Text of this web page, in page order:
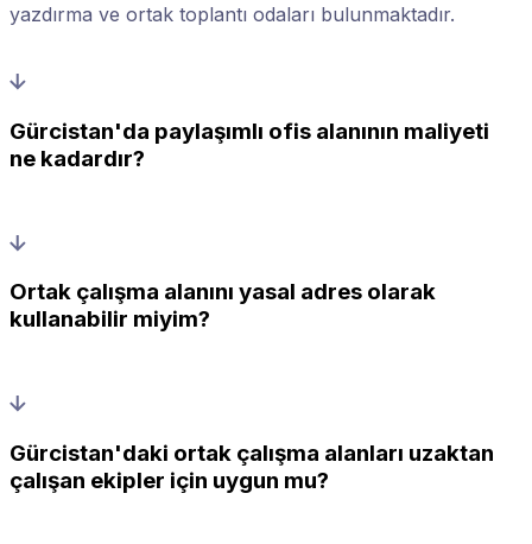
yazdırma ve ortak toplantı odaları bulunmaktadır.
Gürcistan'da paylaşımlı ofis alanının maliyeti
ne kadardır?
Ortak çalışma alanını yasal adres olarak
kullanabilir miyim?
Gürcistan'daki ortak çalışma alanları uzaktan
çalışan ekipler için uygun mu?